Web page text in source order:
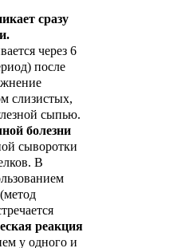
сразу
через 6
после
слизистых,
сыпью.
болезни
сыворотки
В
реакция
у одного и